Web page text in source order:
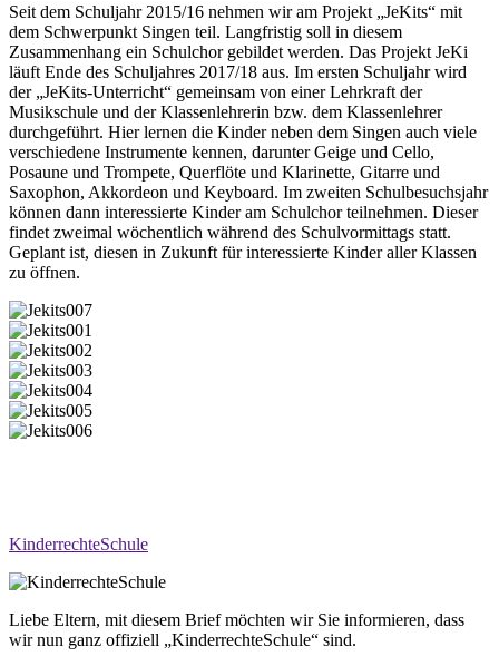
Seit dem Schuljahr 2015/16 nehmen wir am Projekt „JeKits“ mit
dem Schwerpunkt Singen teil. Langfristig soll in diesem
Zusammenhang ein Schulchor gebildet werden. Das Projekt JeKi
läuft Ende des Schuljahres 2017/18 aus. Im ersten Schuljahr wird
der „JeKits-Unterricht“ gemeinsam von einer Lehrkraft der
Musikschule und der Klassenlehrerin bzw. dem Klassenlehrer
durchgeführt. Hier lernen die Kinder neben dem Singen auch viele
verschiedene Instrumente kennen, darunter Geige und Cello,
Posaune und Trompete, Querflöte und Klarinette, Gitarre und
Saxophon, Akkordeon und Keyboard. Im zweiten Schulbesuchsjahr
können dann interessierte Kinder am Schulchor teilnehmen. Dieser
findet zweimal wöchentlich während des Schulvormittags statt.
Geplant ist, diesen in Zukunft für interessierte Kinder aller Klassen
zu öffnen.
KinderrechteSchule
Liebe Eltern, mit diesem Brief möchten wir Sie informieren, dass
wir nun ganz offiziell „KinderrechteSchule“ sind.